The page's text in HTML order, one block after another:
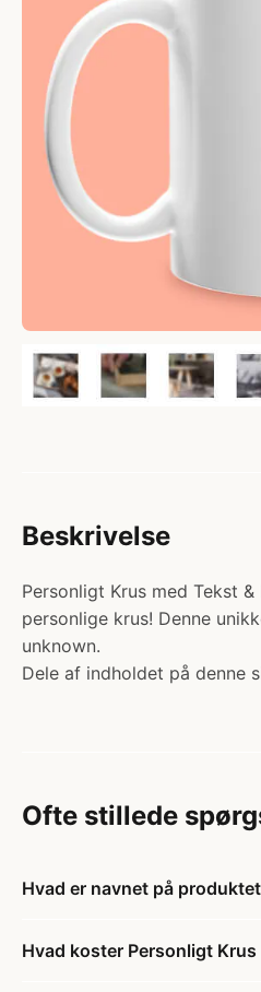
Beskrivelse
Personligt Krus med Tekst
personlige krus! Denne
unknown.
Dele af indholdet på denne
Ofte stillede
Hvad er navnet på
Hvad koster Personligt